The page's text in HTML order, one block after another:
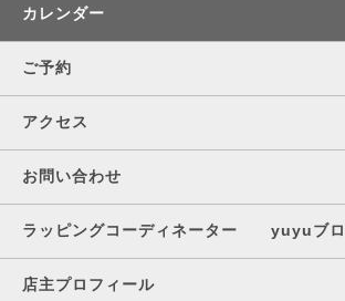
カレンダー
ご予約
アクセス
お問い合わせ
ラッピングコーディネーター yuyuブ
店主プロフィール